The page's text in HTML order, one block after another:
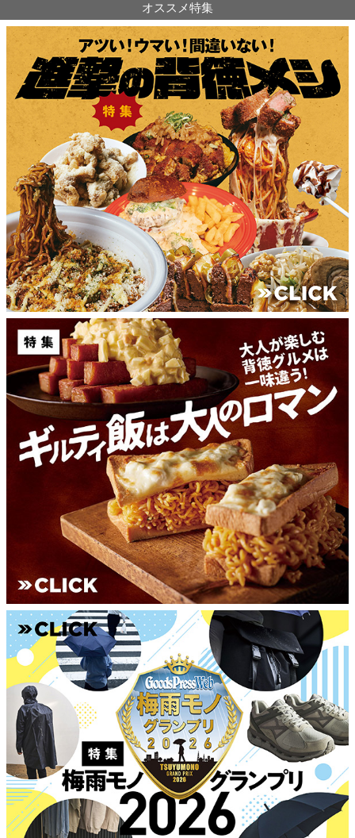
オススメ特集